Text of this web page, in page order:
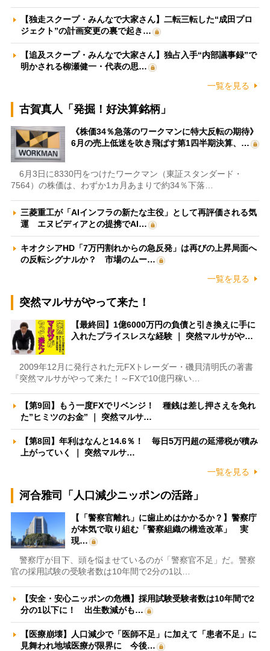
【独走スクープ・みんなで大家さん】二転三転した“成田プロ
ジェクト”の計画変更の裏で起き…
【追及スクープ・みんなで大家さん】独占入手“内部議事録”で
明かされる柳瀬健一・代表の思…
一覧を見る
古賀真人「発掘！好決算銘柄」
《株価34％急落のワークマンに特大反転の期待》
6月の売上低迷を吹き飛ばす第1四半期決算、…
6月3日に8330円をつけたワークマン（東証スタンダード・
7564）の株価は、わずか1カ月あまりで約34％下落…
三菱重工が「AIインフラの新たな主役」として再評価される気
運 エヌビディアとの提携でAI…
キオクシアHD「7万円割れからの急反発」は再びの上昇局面へ
の反転シグナルか？ 市場のムー…
一覧を見る
突然マルサがやって来た！
【最終回】1億6000万円の負債と引き換えに手に
入れたプライスレスな経験 ｜ 突然マルサがや…
2009年12月に発行された元FXトレーダー・磯貝清明氏の著書
『突然マルサがやって来た！～FXで10億円稼い…
【第9回】もう一度FXでリベンジ！ 種銭は差し押さえを免れ
た”ヒミツのお金” ｜ 突然マルサ…
【第8回】年利はなんと14.6％！ 毎日5万円超の延滞税が積み
上がっていく ｜ 突然マルサ…
一覧を見る
河合雅司「人口減少ニッポンの活路」
【「警察官離れ」に歯止めはかかるか？】警察庁
が本気で取り組む「警察組織の構造改革」 実
現…
警察庁が目下、頭を悩ませているのが「警察官不足」だ。警察
官の採用試験の受験者数は10年間で2分の1以…
【安全・安心ニッポンの危機】採用試験受験者数は10年間で2
分の1以下に！ 出生数減がも…
【医療崩壊】人口減少で「医師不足」に加えて「患者不足」に
見舞われ地域医療が限界に 今後…